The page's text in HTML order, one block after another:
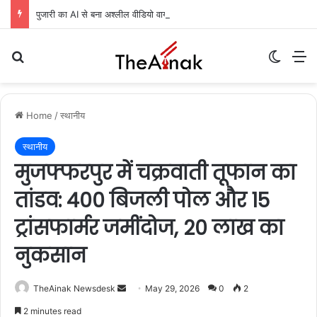
पुजारी का AI से बना अश्लील वीडियो वायरल, दो पर FIR दर्ज
Home /स्थानीय
स्थानीय
मुजफ्फरपुर में चक्रवाती तूफान का
तांडव: 400 बिजली पोल और 15
ट्रांसफार्मर जमींदोज, 20 लाख का
नुकसान
TheAinak Newsdesk May 29, 2026 0 2
2 minutes read